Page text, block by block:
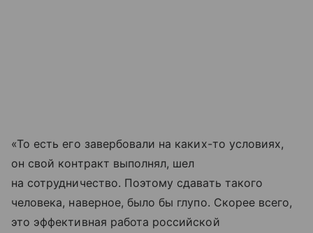
«То есть его завербовали на каких-то условиях,
он свой контракт выполнял, шел
на сотрудничество. Поэтому сдавать такого
человека, наверное, было бы глупо. Скорее всего,
это эффективная работа российской